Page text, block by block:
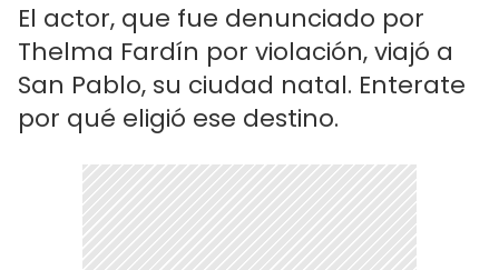
El actor, que fue denunciado por
Thelma Fardín por violación, viajó a
San Pablo, su ciudad natal. Enterate
por qué eligió ese destino.